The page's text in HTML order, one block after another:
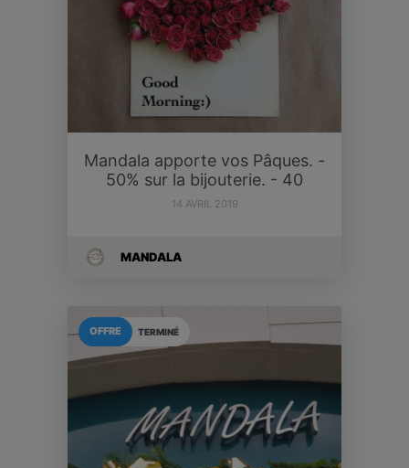
Mandala apporte vos Pâques. -
50% sur la bijouterie. - 40
14 AVRIL 2019
MANDALA
TERMINÉ
OFFRE